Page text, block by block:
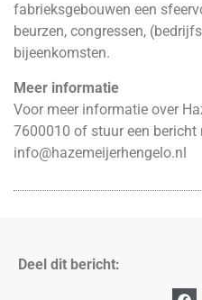
fabrieksgebouwen een
beurzen, congressen,
bijeenkomsten.
Meer informatie
Voor meer informatie over
7600010 of stuur een bericht
info@hazemeijerhengelo.nl
Deel dit bericht: